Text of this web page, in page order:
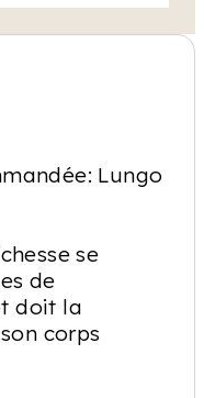
Lungo
se
de
doit la
corps